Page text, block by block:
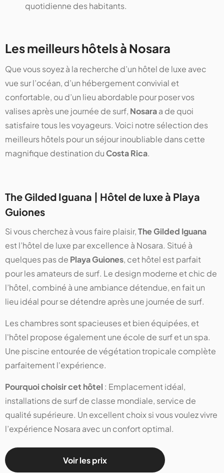
quotidienne des habitants.
Les meilleurs hôtels à Nosara
Que vous soyez à la recherche d’un hôtel de luxe avec
vue sur l’océan, d’un hébergement convivial et
confortable, ou d’un lieu abordable pour poser vos
valises après une journée de surf, Nosaraa de quoi
satisfaire tous les voyageurs. Voici notre sélection des
meilleurs hôtels pour un séjour inoubliable dans cette
magnifique destination du Costa Rica.
The Gilded Iguana | Hôtel de luxe à Playa
Guiones
Si vous cherchez à vous faire plaisir,The Gilded Iguana
est l’hôtel de luxe par excellence à Nosara. Situé à
quelques pas de Playa Guiones, cet hôtel est parfait
pour les amateurs de surf. Le design moderne et chic de
l’hôtel, combiné à une ambiance détendue, en fait un
lieu idéal pour se détendre après une journée de surf.
Les chambres sont spacieuses et bien équipées, et
l'hôtel propose également une école de surf et un spa.
Une piscine entourée de végétation tropicale complète
parfaitement l'expérience.
Pourquoi choisir cet hôtel : Emplacement idéal,
installations de surf de classe mondiale, service de
qualité supérieure. Un excellent choix si vous voulez vivre
l’expérience Nosara avec un confort optimal.
Voir les prix